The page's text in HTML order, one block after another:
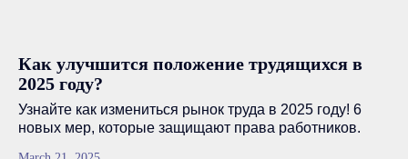
Как улучшится положение трудящихся в
2025 году?
Узнайте как измениться рынок труда в 2025 году! 6
новых мер, которые защищают права работников.